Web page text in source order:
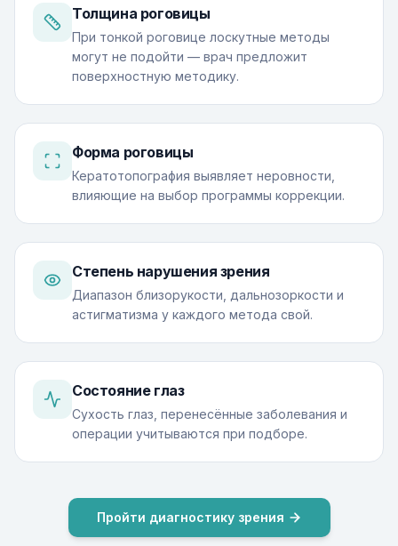
Толщина роговицы
При тонкой роговице лоскутные методы
могут не подойти — врач предложит
поверхностную методику.
Форма роговицы
Кератотопография выявляет неровности,
влияющие на выбор программы коррекции.
Степень нарушения зрения
Диапазон близорукости, дальнозоркости и
астигматизма у каждого метода свой.
Состояние глаз
Сухость глаз, перенесённые заболевания и
операции учитываются при подборе.
Пройти диагностику зрения